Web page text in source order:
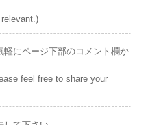
にページ下部のコメント欄か
feel free to share your